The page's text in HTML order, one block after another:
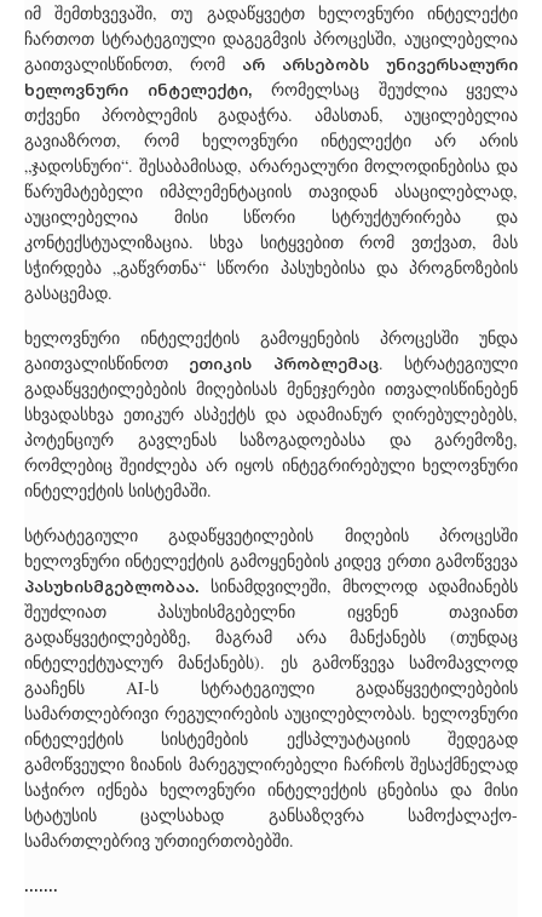
იმ შემთხვევაში, თუ გადაწყვეტთ ხელოვნური ინტელექტი
ჩართოთ სტრატეგიული დაგეგმვის პროცესში, აუცილებელია
გაითვალისწინოთ, რომ არ არსებობს უნივერსალური
ხელოვნური ინტელექტი, რომელსაც შეუძლია ყველა
თქვენი პრობლემის გადაჭრა. ამასთან, აუცილებელია
გავიაზროთ, რომ ხელოვნური ინტელექტი არ არის
„ჯადოსნური“. შესაბამისად, არარეალური მოლოდინებისა და
წარუმატებელი იმპლემენტაციის თავიდან ასაცილებლად,
აუცილებელია მისი სწორი სტრუქტურირება და
კონტექსტუალიზაცია. სხვა სიტყვებით რომ ვთქვათ, მას
სჭირდება „გაწვრთნა“ სწორი პასუხებისა და პროგნოზების
გასაცემად.
ხელოვნური ინტელექტის გამოყენების პროცესში უნდა
გაითვალისწინოთ ეთიკის პრობლემაც. სტრატეგიული
გადაწყვეტილებების მიღებისას მენეჯერები ითვალისწინებენ
სხვადასხვა ეთიკურ ასპექტს და ადამიანურ ღირებულებებს,
პოტენციურ გავლენას საზოგადოებასა და გარემოზე,
რომლებიც შეიძლება არ იყოს ინტეგრირებული ხელოვნური
ინტელექტის სისტემაში.
სტრატეგიული გადაწყვეტილების მიღების პროცესში
ხელოვნური ინტელექტის გამოყენების კიდევ ერთი გამოწვევა
პასუხისმგებლობაა. სინამდვილეში, მხოლოდ ადამიანებს
შეუძლიათ პასუხისმგებელნი იყვნენ თავიანთ
გადაწყვეტილებებზე, მაგრამ არა მანქანებს (თუნდაც
ინტელექტუალურ მანქანებს). ეს გამოწვევა სამომავლოდ
გააჩენს AI-ს სტრატეგიული გადაწყვეტილებების
სამართლებრივი რეგულირების აუცილებლობას. ხელოვნური
ინტელექტის სისტემების ექსპლუატაციის შედეგად
გამოწვეული ზიანის მარეგულირებელი ჩარჩოს შესაქმნელად
საჭირო იქნება ხელოვნური ინტელექტის ცნებისა და მისი
სტატუსის ცალსახად განსაზღვრა სამოქალაქო-
სამართლებრივ ურთიერთობებში.
.......